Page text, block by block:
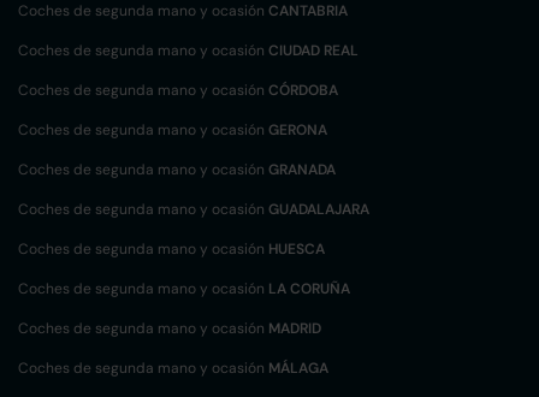
Coches de segunda mano y ocasión CANTABRIA
Coches de segunda mano y ocasión CIUDAD REAL
Coches de segunda mano y ocasión CÓRDOBA
Coches de segunda mano y ocasión GERONA
Coches de segunda mano y ocasión GRANADA
Coches de segunda mano y ocasión GUADALAJARA
Coches de segunda mano y ocasión HUESCA
Coches de segunda mano y ocasión LA CORUÑA
Coches de segunda mano y ocasión MADRID
Coches de segunda mano y ocasión MÁLAGA